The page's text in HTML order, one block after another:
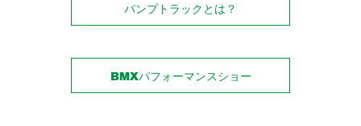
パンプトラックとは？
BMXパフォーマンスショー